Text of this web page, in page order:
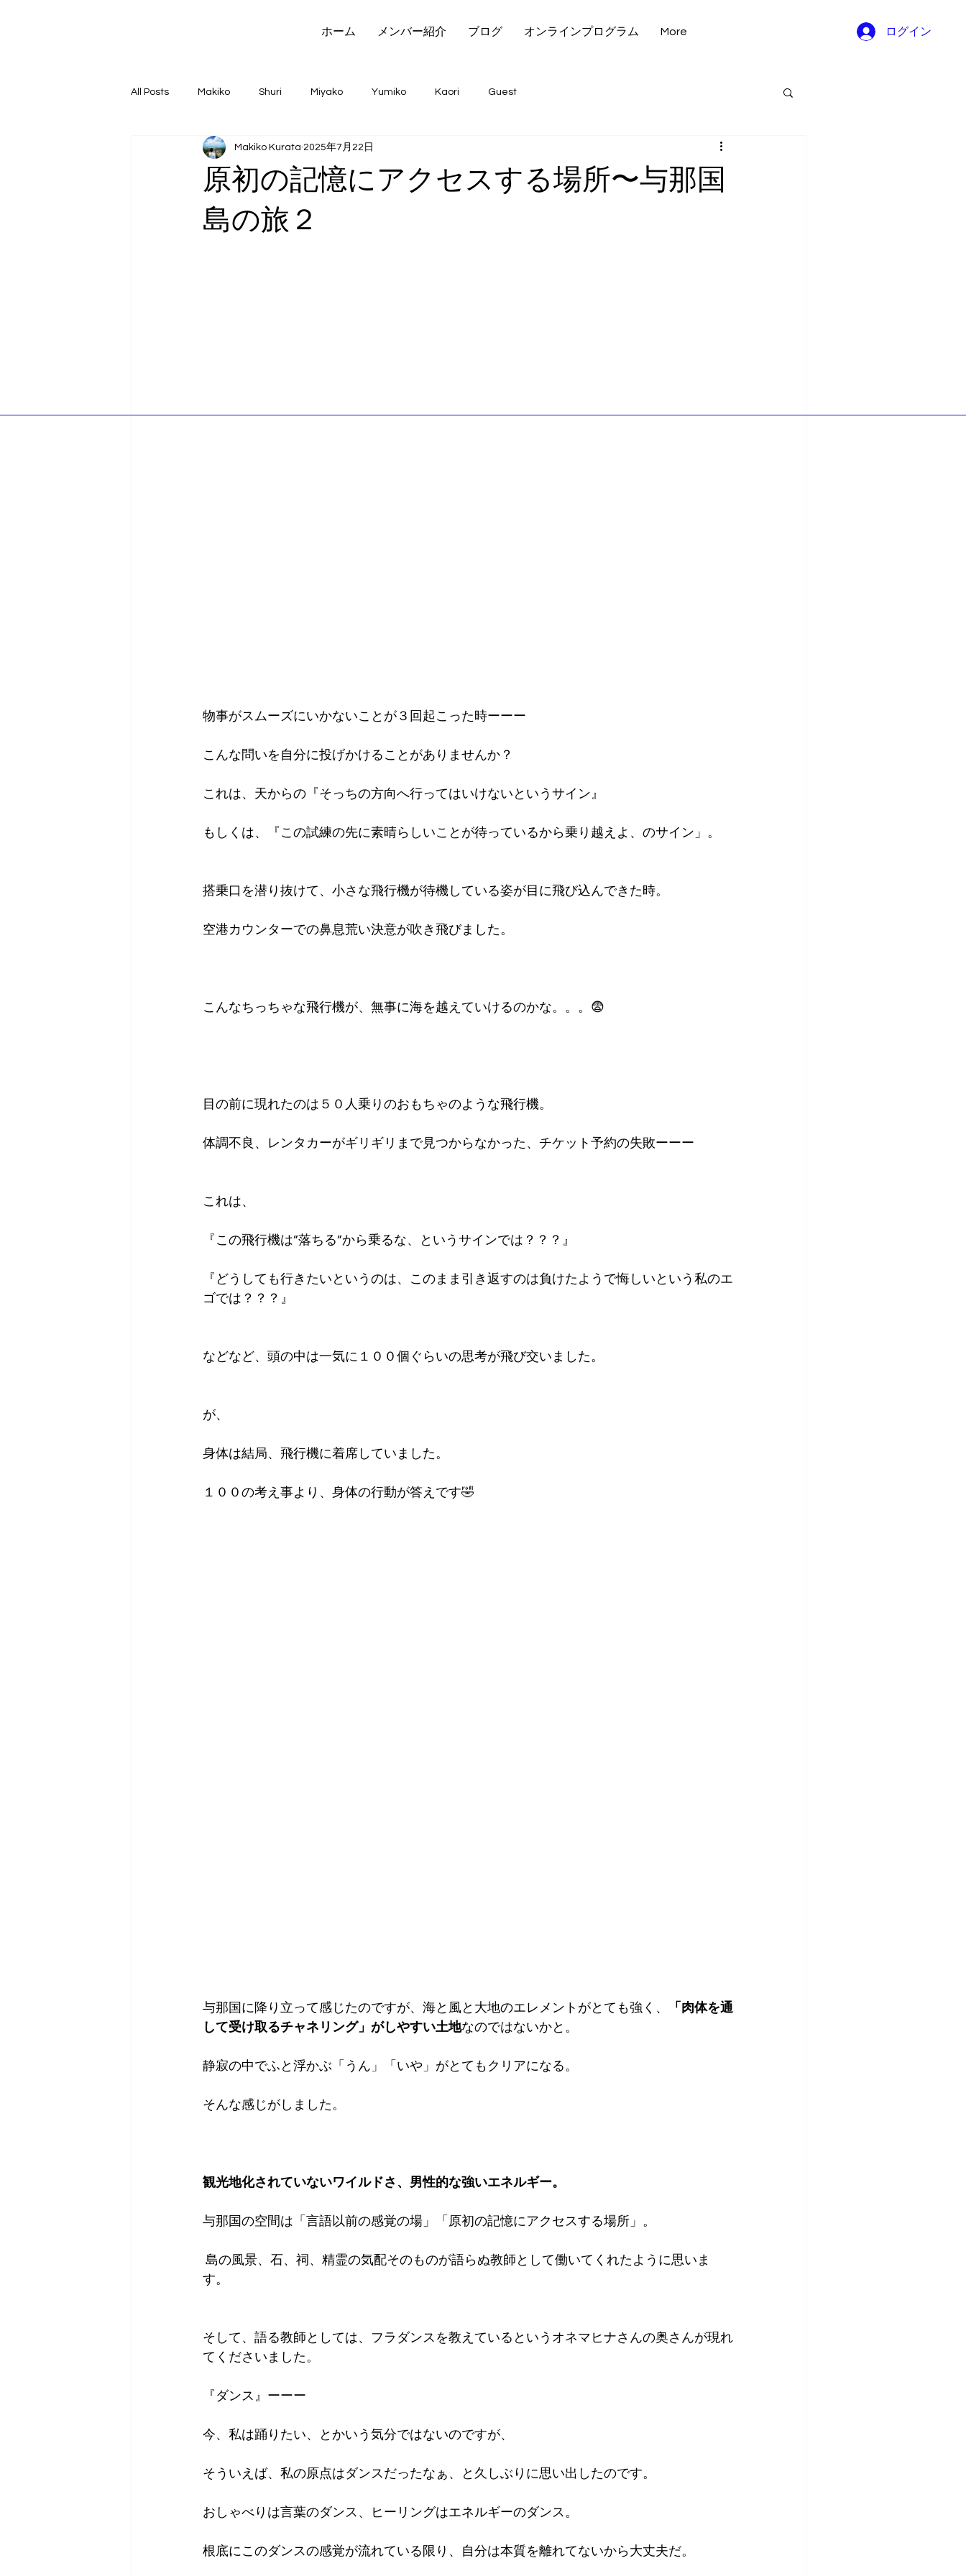
ホーム メンバー紹介 ブログ オンラインプログラム More ログイン
All Posts Makiko Shuri Miyako Yumiko Kaori Guest
原初の記憶にアクセスする場所〜与那国
島の旅２
Makiko Kurata 2025年7月22日
物事がスムーズにいかないことが３回起こった時ーーー
こんな問いを自分に投げかけることがありませんか？
これは、天からの『そっちの方向へ行ってはいけないというサイン』
もしくは、『この試練の先に素晴らしいことが待っているから乗り越えよ、のサイン」。
搭乗口を潜り抜けて、小さな飛行機が待機している姿が目に飛び込んできた時。
空港カウンターでの鼻息荒い決意が吹き飛びました。
こんなちっちゃな飛行機が、無事に海を越えていけるのかな。。。😨
目の前に現れたのは５０人乗りのおもちゃのような飛行機。
体調不良、レンタカーがギリギリまで見つからなかった、チケット予約の失敗ーーー
これは、
『この飛行機は”落ちる”から乗るな、というサインでは？？？』
『どうしても行きたいというのは、このまま引き返すのは負けたようで悔しいという私のエ
ゴでは？？？』
などなど、頭の中は一気に１００個ぐらいの思考が飛び交いました。
が、
身体は結局、飛行機に着席していました。
１００の考え事より、身体の行動が答えです🤣
与那国に降り立って感じたのですが、海と風と大地のエレメントがとても強く、
「肉体を通
して受け取るチャネリング」がしやすい土地なのではないかと。
静寂の中でふと浮かぶ「うん」「いや」がとてもクリアになる。
そんな感じがしました。
観光地化されていないワイルドさ、男性的な強いエネルギー。
与那国の空間は「言語以前の感覚の場」「原初の記憶にアクセスする場所」。
島の風景、石、祠、精霊の気配そのものが語らぬ教師として働いてくれたように思いま
す。
そして、語る教師としては、フラダンスを教えているというオネマヒナさんの奥さんが現れ
てくださいました。
『ダンス』ーーー
今、私は踊りたい、とかいう気分ではないのですが、
そういえば、私の原点はダンスだったなぁ、と久しぶりに思い出したのです。
おしゃべりは言葉のダンス、ヒーリングはエネルギーのダンス。
根底にこのダンスの感覚が流れている限り、自分は本質を離れてないから大丈夫だ。